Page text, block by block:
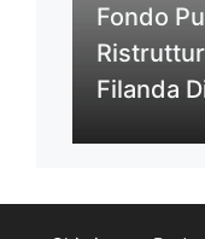
Fondo
Filanda